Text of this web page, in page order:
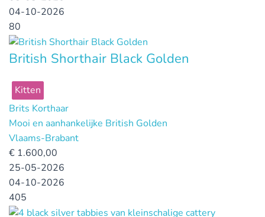
04-10-2026
80
British Shorthair Black Golden
Kitten
Brits Korthaar
Mooi en aanhankelijke British Golden
Vlaams-Brabant
€ 1.600,00
25-05-2026
04-10-2026
405